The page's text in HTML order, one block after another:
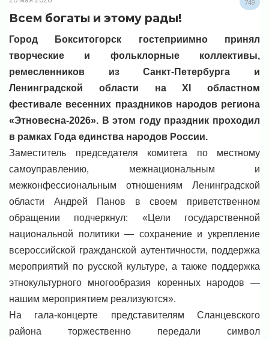
749
Всем богаты и этому рады!
Город Бокситогорск гостеприимно принял
творческие и фольклорные коллективы,
ремесленников из Санкт-Петербурга и
Ленинградской области на XI областном
фестивале весенних праздников народов региона
«Этновесна-2026». В этом году праздник проходил
в рамках Года единства народов России.
Заместитель председателя комитета по местному
самоуправлению, межнациональным и
межконфессиональным отношениям Ленинградской
области Андрей Панов в своем приветственном
обращении подчеркнул: «Цели государственной
национальной политики — сохранение и укрепление
всероссийской гражданской аутентичности, поддержка
мероприятий по русской культуре, а также поддержка
этнокультурного многообразия коренных народов —
нашим мероприятием реализуются».
На гала-концерте представителям Сланцевского
района торжественно передали символ